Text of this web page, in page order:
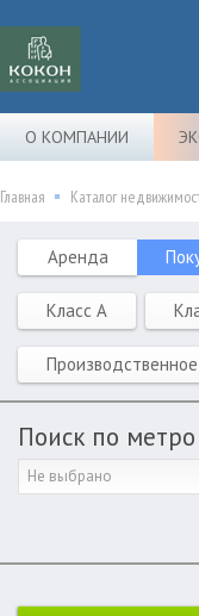
О КОМПАНИИ
Главная Каталог
Аренда
Класс A
Поиск по метро
Не выбрано